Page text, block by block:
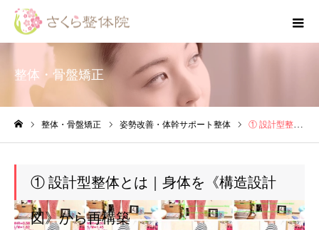
整体・骨盤矯正
整体・骨盤矯正 姿勢改善・体幹サポート整体 ① 設計型整体とは｜身体を《構造設計図》から再構築
① 設計型整体とは｜身体を《構造設計
図》から再構築